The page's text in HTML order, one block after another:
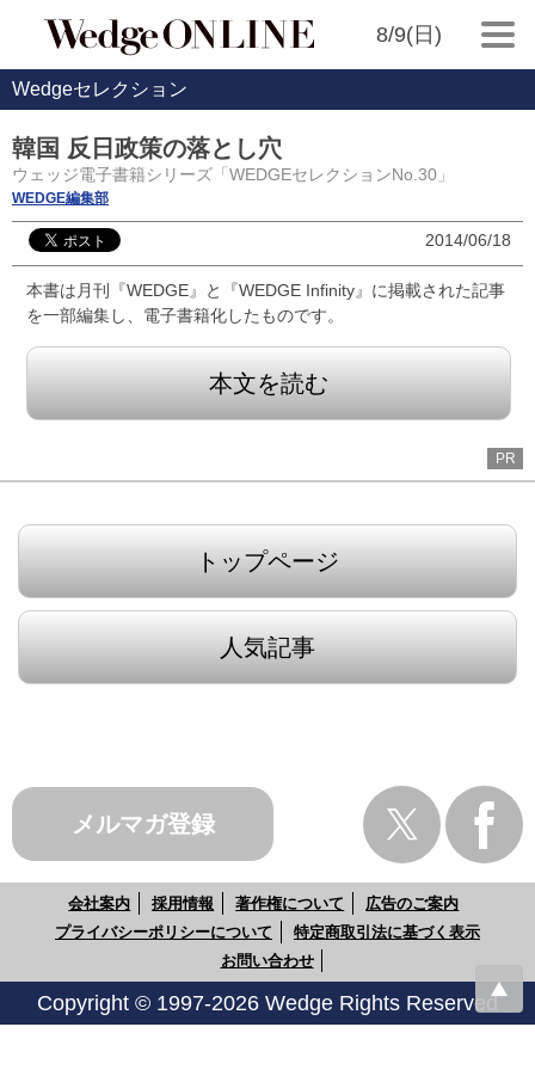
8/9(日)
Wedgeセレクション
韓国 反日政策の落とし穴
ウェッジ電子書籍シリーズ「WEDGEセレクションNo.30」
WEDGE編集部
2014/06/18
本書は月刊『WEDGE』と『WEDGE Infinity』に掲載された記事
を一部編集し、電子書籍化したものです。
本文を読む
PR
トップページ
人気記事
メルマガ登録
会社案内 採用情報 著作権について
広告のご案内
プライバシーポリシーについて
特定商取引法に基づく表示
お問い合わせ
Copyright © 1997-2026 Wedge Rights Reserved